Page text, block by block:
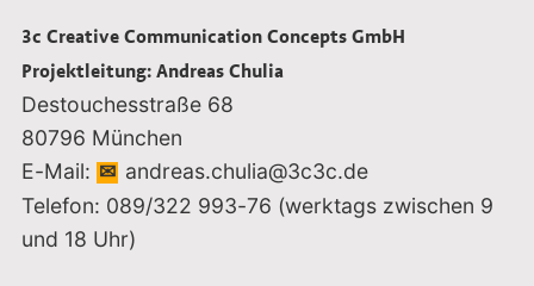
3c Creative Communication Concepts GmbH
Projektleitung: Andreas Chulia
Destouchesstraße 68
80796 München
E-Mail:
andreas.chulia@3c3c.de
Telefon: 089/322 993-76 (werktags zwischen 9
und 18 Uhr)